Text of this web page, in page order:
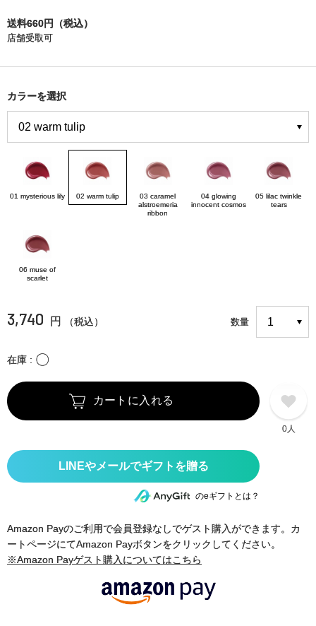
送料660円（税込）
店舗受取可
カラーを選択
01 mysterious lily 02 warm tulip
03 caramel
alstroemeria
ribbon
04 glowing
innocent cosmos
05 lilac twinkle
tears
06 muse of
scarlet
3,740 円 （税込） 数量
在庫 〇
カートに入れる
0人
のeギフトとは？
Amazon Payのご利用で会員登録なしでゲスト購入ができます。カ
ートページにてAmazon Payボタンをクリックしてください。
※Amazon Payゲスト購入についてはこちら